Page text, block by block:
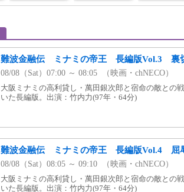
難波金融伝 ミナミの帝王 長編版Vol.3 裏
08/08（Sat）07:00 ～ 08:05 （映画・chNECO）
大阪ミナミの高利貸し・萬田銀次郎と宿命の敵との
いた長編版。出演：竹内力(97年・64分)
難波金融伝 ミナミの帝王 長編版Vol.4 屈
08/08（Sat）08:05 ～ 09:10 （映画・chNECO）
大阪ミナミの高利貸し・萬田銀次郎と宿命の敵との
いた長編版。出演：竹内力(97年・64分)